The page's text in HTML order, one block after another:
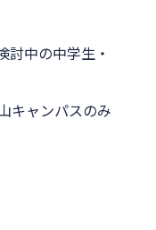
討中の中学生・
キャンパスのみ